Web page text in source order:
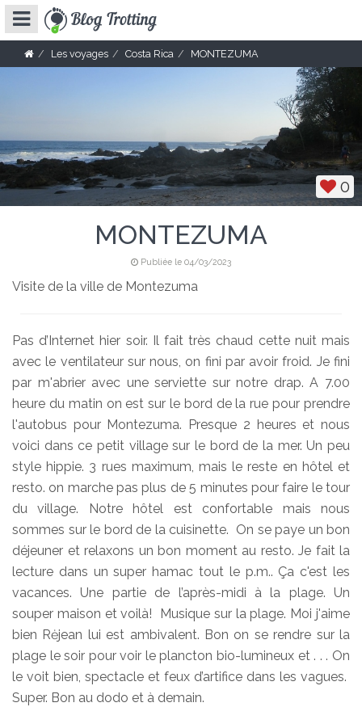
Les voyages Costa Rica MONTEZUMA
0
MONTEZUMA
Publiée le 04/03/2023
Visite de la ville de Montezuma
Pas d’Internet hier soir. Il fait très chaud cette nuit mais
avec le ventilateur sur nous, on fini par avoir froid. Je fini
par m'abrier avec une serviette sur notre drap. A 7.00
heure du matin on est sur le bord de la rue pour prendre
l'autobus pour Montezuma. Presque 2 heures et nous
voici dans ce petit village sur le bord de la mer. Un peu
style hippie. 3 rues maximum, mais le reste en hôtel et
resto. on marche pas plus de 5 minutes pour faire le tour
du village. Notre hôtel est confortable mais nous
sommes sur le bord de la cuisinette. On se paye un bon
déjeuner et relaxons un bon moment au resto. Je fait la
lecture dans un super hamac tout le p.m.. Ça c'est les
vacances. Une partie de l’après-midi à la plage. Un
souper maison et voilà! Musique sur la plage. Moi j'aime
bien Rėjean lui est ambivalent. Bon on se rendre sur la
plage le soir pour voir le plancton bio-lumineux et . . . On
le voit bien, spectacle et feux d’artifice dans les vagues.
Super. Bon au dodo et à demain.